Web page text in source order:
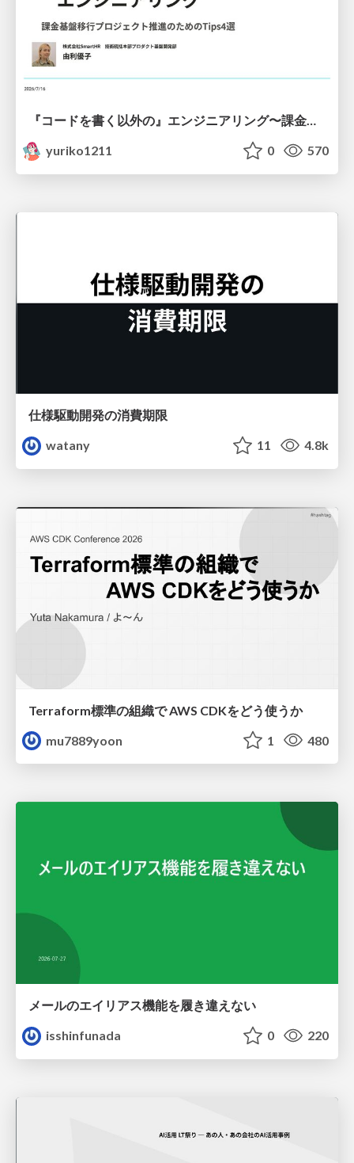
yuriko1211
0 570
仕様駆動開発の消費期限
watany
11 4.8k
Terraform標準の組織で AWS CDKをどう使うか
mu7889yoon
1 480
メールのエイリアス機能を履き違えない
isshinfunada
0 220